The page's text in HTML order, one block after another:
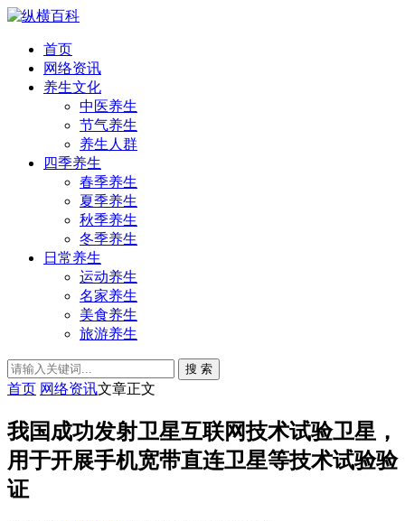
首页
网络资讯
养生文化
中医养生
节气养生
养生人群
四季养生
春季养生
夏季养生
秋季养生
冬季养生
日常养生
运动养生
名家养生
美食养生
旅游养生
搜 索
首页 网络资讯文章正文
我国成功发射卫星互联网技术试验卫星，
用于开展手机宽带直连卫星等技术试验验
证